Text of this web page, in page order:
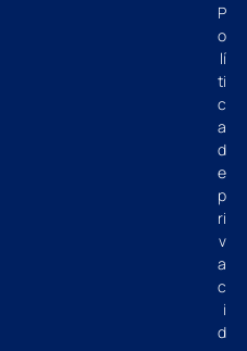
P
o
lí
ti
c
a
d
e
p
ri
v
a
c
i
d